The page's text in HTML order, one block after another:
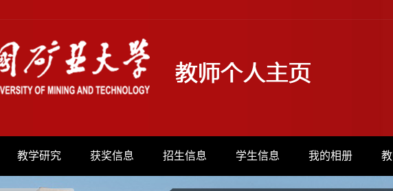
教学研究 获奖信息 招生信息 学生信息 我的相册